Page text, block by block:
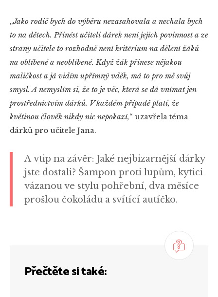
„Jako rodič bych do výběru nezasahovala a nechala bych
to na dětech. Přinést učiteli dárek není jejich povinnost a ze
strany učitele to rozhodně není kritérium na dělení žáků
na oblíbené a neoblíbené. Když žák přinese nějakou
maličkost a já vidím upřímný vděk, má to pro mě svůj
smysl. A nemyslím si, že to je věc, která se dá vnímat jen
prostřednictvím dárků. V každém případě platí, že
květinou člověk nikdy nic nepokazí,“ uzavřela téma
dárků pro učitele Jana.
A vtip na závěr: Jaké nejbizarnější dárky
jste dostali? Šampon proti lupům, kytici
vázanou ve stylu pohřební, dva měsíce
prošlou čokoládu a svítící autíčko.
Přečtěte si také: